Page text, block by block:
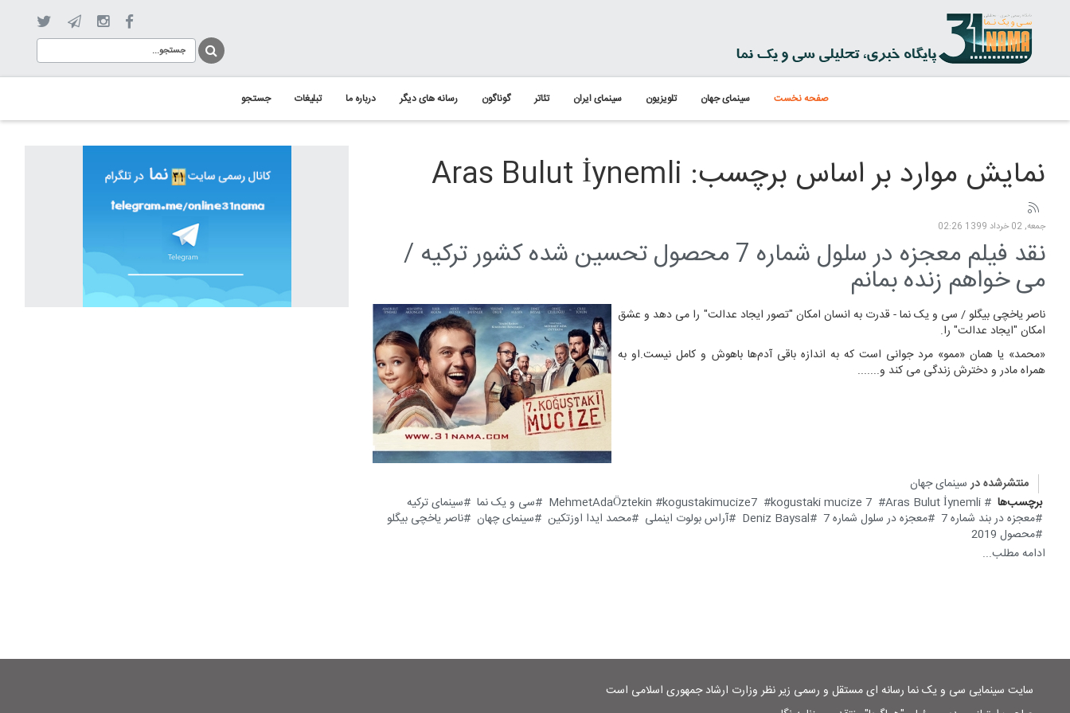
صفحه نخست سینمای جهان تلویزیون سینمای ایران تئاتر گوناگون رسانه های دیگر درباره ما تبلیغات جستجو
نمایش موارد بر اساس برچسب: Aras Bulut İynemli
جمعه, 02 خرداد 1399 02:26
نقد فیلم معجزه در سلول شماره 7 محصول تحسین شده کشور ترکیه /
می خواهم زنده بمانم
ناصر یاخچی بیگلو / سی و یک نما - قدرت به انسان امکان "تصور ایجاد عدالت" را می دهد و عشق
امکان "ایجاد عدالت" را.
«محمد» یا همان «ممو» مرد جوانی است که به اندازه باقی آدم‌ها باهوش و کامل نیست.او به
همراه مادر و دخترش زندگی می کند و.......
منتشرشده در سینمای جهان
برچسب‌ها
MehmetAdaÖztekin kogustakimucize7 kogustaki mucize 7 Aras Bulut İynemli سی و یک نما
سینمای ترکیه
معجزه در بند شماره 7
معجزه در سلول شماره 7 Deniz Baysal آراس بولوت اینملی محمد ایدا اوزتکین سینمای چهان
ناصر یاخچی بیگلو
محصول 2019
ادامه مطلب...
سایت سینمایی سی و یک نما رسانه ای مستقل و رسمی زیر نظر وزارت ارشاد جمهوری اسلامی است